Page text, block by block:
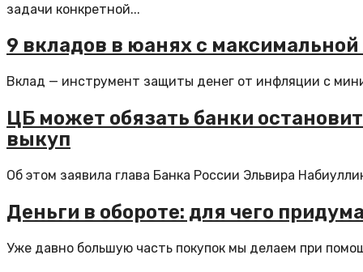
задачи конкретной...
9 вкладов в юанях с
Вклад — инструмент защиты денег от инфляции с
ЦБ может обязать банки
выкуп
Об этом заявила глава Банка России Эльвира
Деньги в обороте: для чего
Уже давно большую часть покупок мы делаем при